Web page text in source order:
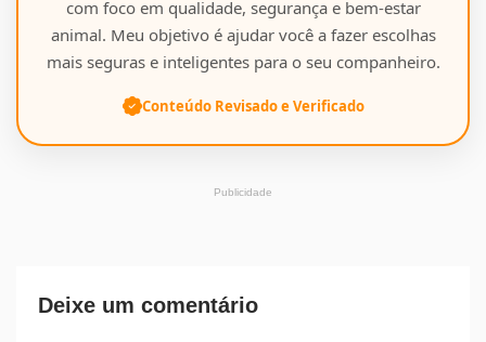
com foco em qualidade, segurança e bem-estar
animal. Meu objetivo é ajudar você a fazer escolhas
mais seguras e inteligentes para o seu companheiro.
Conteúdo Revisado e Verificado
Publicidade
Deixe um comentário